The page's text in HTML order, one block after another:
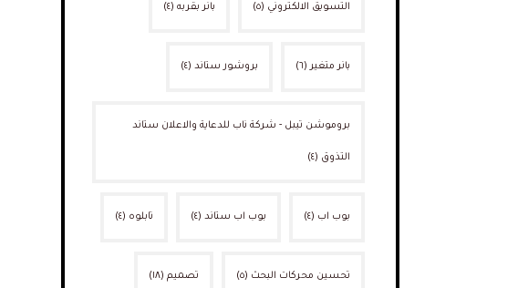
التسويق الالكتروني (٥) بانر بقربه(٤)
بانر متغير (٦) بروشور ستاند(٤)
بروموشن تيبل - شركة ناب للدعاية والاعلان ستاند
التذوق (٤)
بوب اب (٤) بوب اب ستاند(٤) تابلوه (٤)
تحسين محركات البحث (٥) تصميم(١٨)